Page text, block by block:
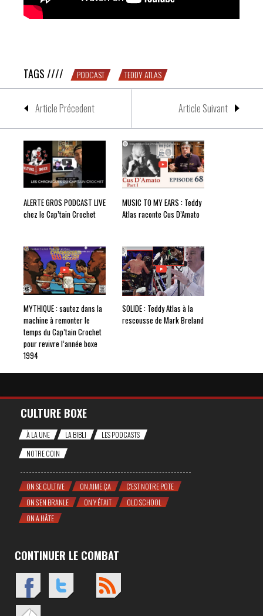
TAGS //// PODCAST TEDDY ATLAS
Article Précedent Article Suivant
ALERTE GROS PODCAST LIVE
chez le Cap’tain Crochet
MUSIC TO MY EARS : Teddy
Atlas raconte Cus D’Amato
MYTHIQUE : sautez dans la
machine à remonter le
temps du Cap’tain Crochet
pour revivre l’année boxe
1994
SOLIDE : Teddy Atlas à la
rescousse de Mark Breland
CULTURE BOXE
À LA UNE LA BIBLI
LES PODCASTS
NOTRE COIN
ON SE CULTIVE ON AIME ÇA
C'EST NOTRE POTE
ON S'EN BRANLE
ON Y ÉTAIT
OLD SCHOOL
ON A HÂTE
CONTINUER LE COMBAT